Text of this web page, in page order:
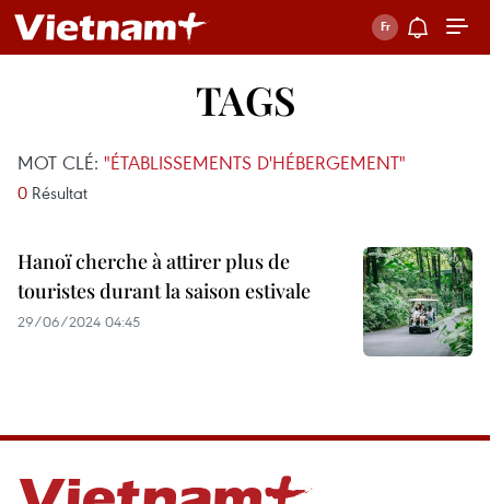
TAGS
MOT CLÉ: "ÉTABLISSEMENTS D'HÉBERGEMENT"
0 Résultat
Hanoï cherche à attirer plus de
touristes durant la saison estivale
29/06/2024 04:45